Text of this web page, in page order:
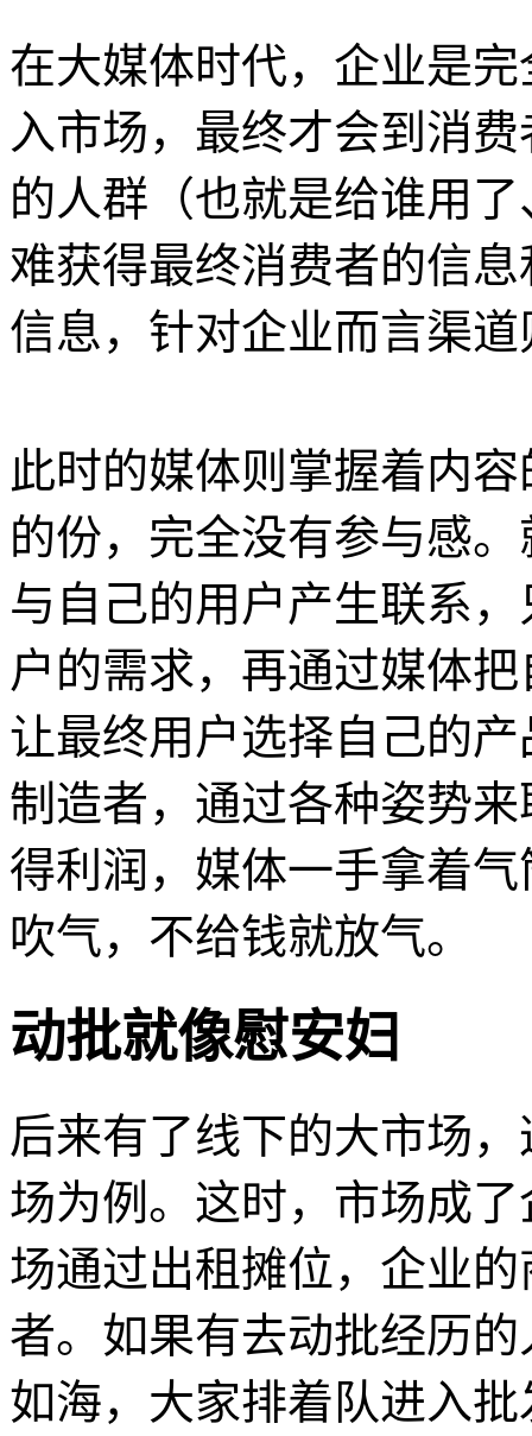
在大媒体时代，企业是
入市场，最终才会到消
的人群（也就是给谁用
难获得最终消费者的信
信息，针对企业而言渠
此时的媒体则掌握着内
的份，完全没有参与感
与自己的用户产生联系
户的需求，再通过媒体
让最终用户选择自己的
制造者，通过各种姿势
得利润，媒体一手拿着
吹气，不给钱就放气。
动批就像慰安妇
后来有了线下的大市场
场为例。这时，市场成
场通过出租摊位，企业
者。如果有去动批经历
如海，大家排着队进入